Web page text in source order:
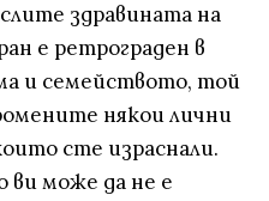
здравината на
е ретрограден в
и семейството, той
някои лични
сте израснали.
ви може да не е